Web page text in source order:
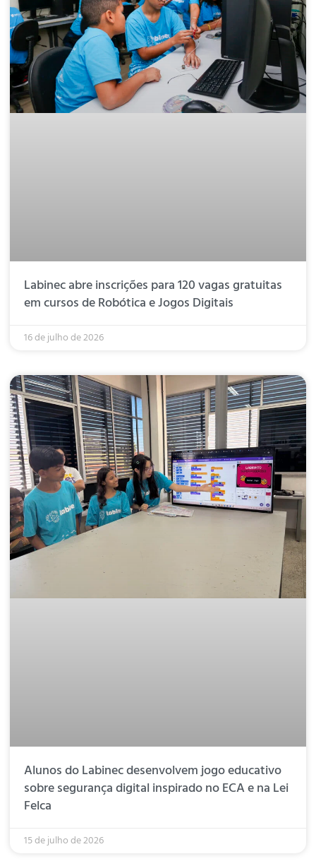
Labinec abre inscrições para 120 vagas gratuitas
em cursos de Robótica e Jogos Digitais
16 de julho de 2026
Alunos do Labinec desenvolvem jogo educativo
sobre segurança digital inspirado no ECA e na Lei
Felca
15 de julho de 2026